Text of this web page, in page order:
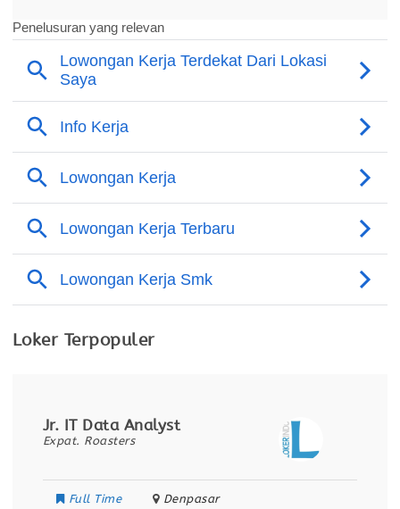
Loker Terpopuler
Jr. IT Data Analyst
Expat. Roasters
Full Time Denpasar